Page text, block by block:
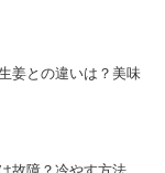
姜との違いは？美味